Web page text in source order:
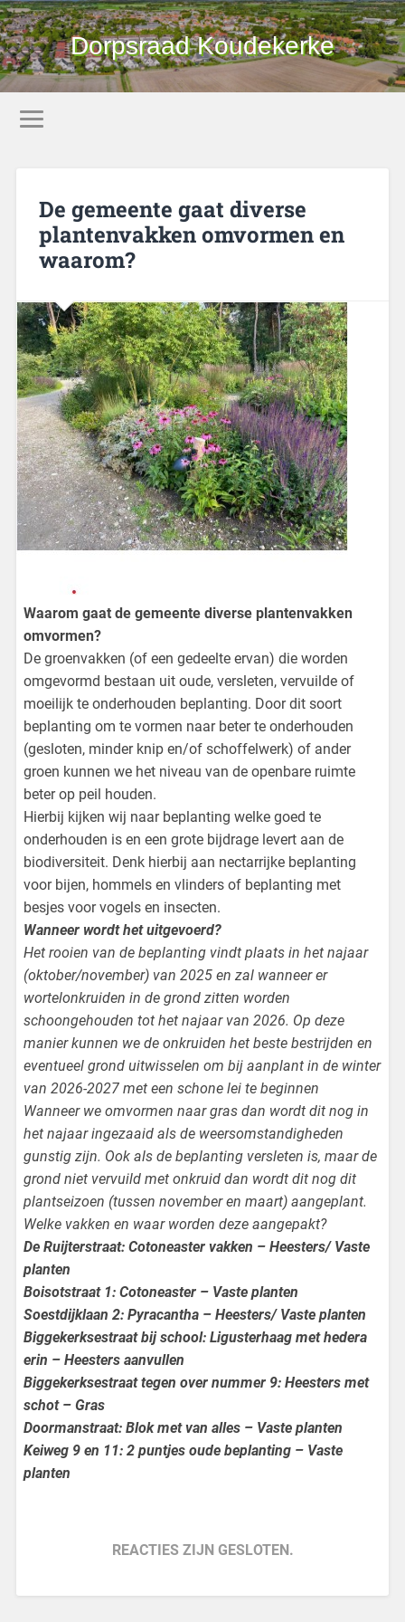
Dorpsraad Koudekerke
De gemeente gaat diverse
plantenvakken omvormen en
waarom?
Waarom gaat de gemeente diverse plantenvakken
omvormen?
De groenvakken (of een gedeelte ervan) die worden
omgevormd bestaan uit oude, versleten, vervuilde of
moeilijk te onderhouden beplanting. Door dit soort
beplanting om te vormen naar beter te onderhouden
(gesloten, minder knip en/of schoffelwerk) of ander
groen kunnen we het niveau van de openbare ruimte
beter op peil houden.
Hierbij kijken wij naar beplanting welke goed te
onderhouden is en een grote bijdrage levert aan de
biodiversiteit. Denk hierbij aan nectarrijke beplanting
voor bijen, hommels en vlinders of beplanting met
besjes voor vogels en insecten.
Wanneer wordt het uitgevoerd?
Het rooien van de beplanting vindt plaats in het najaar
(oktober/november) van 2025 en zal wanneer er
wortelonkruiden in de grond zitten worden
schoongehouden tot het najaar van 2026. Op deze
manier kunnen we de onkruiden het beste bestrijden en
eventueel grond uitwisselen om bij aanplant in de winter
van 2026-2027 met een schone lei te beginnen
Wanneer we omvormen naar gras dan wordt dit nog in
het najaar ingezaaid als de weersomstandigheden
gunstig zijn. Ook als de beplanting versleten is, maar de
grond niet vervuild met onkruid dan wordt dit nog dit
plantseizoen (tussen november en maart) aangeplant.
Welke vakken en waar worden deze aangepakt?
De Ruijterstraat: Cotoneaster vakken – Heesters/ Vaste
planten
Boisotstraat 1: Cotoneaster – Vaste planten
Soestdijklaan 2: Pyracantha – Heesters/ Vaste planten
Biggekerksestraat bij school: Ligusterhaag met hedera
erin – Heesters aanvullen
Biggekerksestraat tegen over nummer 9: Heesters met
schot – Gras
Doormanstraat: Blok met van alles – Vaste planten
Keiweg 9 en 11: 2 puntjes oude beplanting – Vaste
planten
REACTIES ZIJN GESLOTEN.